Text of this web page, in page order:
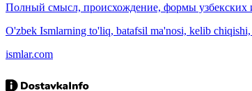
Полный смысл, происхождение, формы узбекских
O'zbek Ismlarning to'liq, batafsil ma'nosi, kelib
ismlar.com